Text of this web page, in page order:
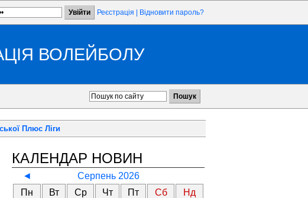
Реєстрація Відновити пароль?
ВОЛЕЙБОЛУ
Плюс Ліги
КАЛЕНДАР НОВИН
◄
Серпень 2026
Пн
Вт Ср Чт Пт Сб
Нд